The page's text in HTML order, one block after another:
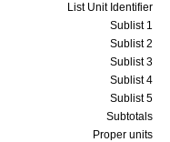
List Unit Identifier
Sublist 1
Sublist 2
Sublist 3
Sublist 4
Sublist 5
Subtotals
Proper units